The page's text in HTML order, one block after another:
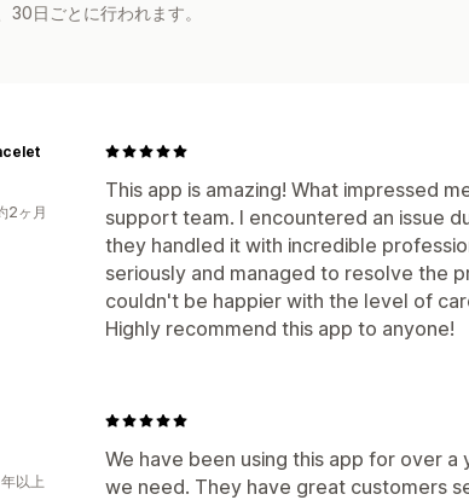
日ごとに行われます。
This app is amazing! What impressed
support team. I encountered an issue
they handled it with incredible
seriously and managed to resolve the
couldn't be happier with the level of
Highly recommend this app to anyone!
2ヶ月
We have been using this app for over
we need. They have great customers
以上